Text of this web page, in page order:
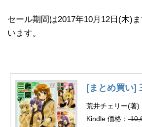
セール期間は2017年10月12日(木)
います。
[まとめ買い]
荒井チェリー(著)
Kindle 価格：